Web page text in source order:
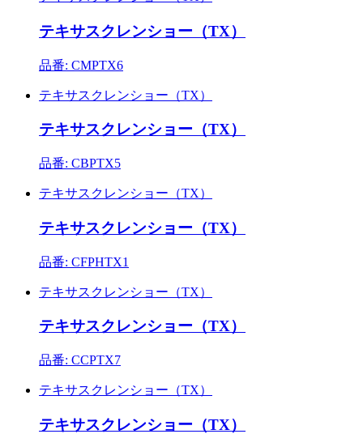
テキサスクレンショー（TX）
品番: CMPTX6
テキサスクレンショー（TX）
テキサスクレンショー（TX）
品番: CBPTX5
テキサスクレンショー（TX）
テキサスクレンショー（TX）
品番: CFPHTX1
テキサスクレンショー（TX）
テキサスクレンショー（TX）
品番: CCPTX7
テキサスクレンショー（TX）
テキサスクレンショー（TX）